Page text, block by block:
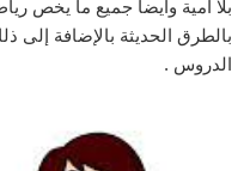
بلا امية وايضا جميع ما يخص
بالطرق الحديثة بالإضافة إلى
الدروس .